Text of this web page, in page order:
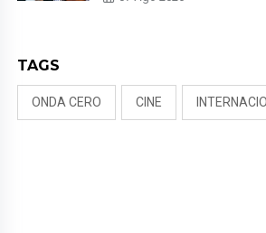
NALDY SALDAÑA
TAGS
ONDA CERO CINE